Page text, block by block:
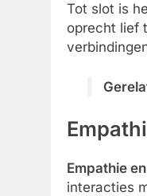
Tot slot is
oprecht lief
Empathie
interacties